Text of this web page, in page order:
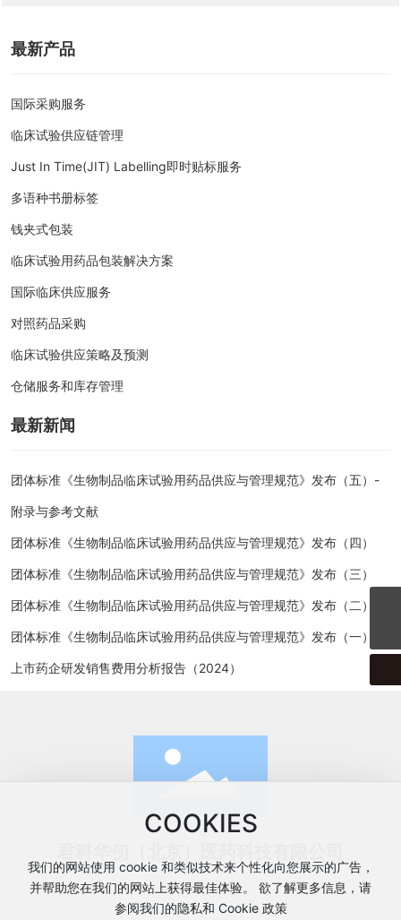
最新产品
国际采购服务
临床试验供应链管理
Just In Time(JIT) Labelling即时贴标服务
多语种书册标签
钱夹式包装
临床试验用药品包装解决方案
国际临床供应服务
对照药品采购
临床试验供应策略及预测
仓储服务和库存管理
最新新闻
团体标准《生物制品临床试验用药品供应与管理规范》发布（五）-
附录与参考文献
团体标准《生物制品临床试验用药品供应与管理规范》发布（四）
团体标准《生物制品临床试验用药品供应与管理规范》发布（三）
团体标准《生物制品临床试验用药品供应与管理规范》发布（二）
团体标准《生物制品临床试验用药品供应与管理规范》发布（一）
上市药企研发销售费用分析报告（2024）
COOKIES
我们的网站使用 cookie 和类似技术来个性化向您展示的广告，
并帮助您在我们的网站上获得最佳体验。 欲了解更多信息，请
参阅我们的隐私和 Cookie 政策